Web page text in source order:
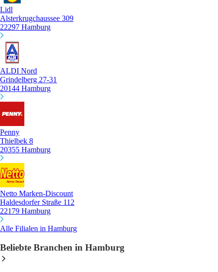
Lidl
Alsterkrugchaussee 309
22297 Hamburg
ALDI Nord
Grindelberg 27-31
20144 Hamburg
Penny
Thielbek 8
20355 Hamburg
Netto Marken-Discount
Haldesdorfer Straße 112
22179 Hamburg
Alle Filialen in Hamburg
Beliebte Branchen in Hamburg